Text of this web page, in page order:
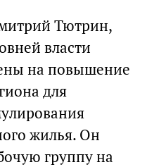
Тютрин,
власти
на повышение
для
жилья. Он
группу на